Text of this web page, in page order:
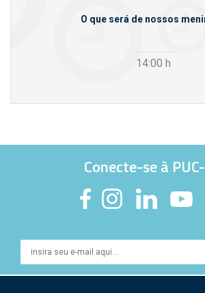
O que será de nossos
14:00 h
Conecte-se à